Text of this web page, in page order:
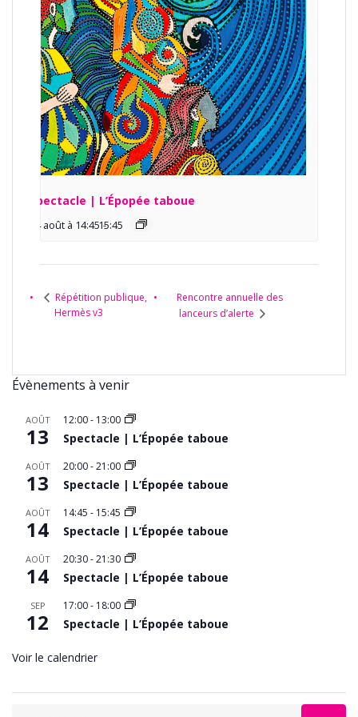
Spectacle | L’Épopée taboue
14 août à 14:45 -
15:45
Répétition publique,
Hermès v3
Rencontre annuelle des
lanceurs d’alerte
Évènements à venir
AOÛT
13
12:00- 13:00
Spectacle | L’Épopée taboue
AOÛT
13
20:00-21:00
Spectacle | L’Épopée taboue
AOÛT
14
14:45 - 15:45
Spectacle | L’Épopée taboue
AOÛT
14
20:30-21:30
Spectacle | L’Épopée taboue
SEP
12
17:00- 18:00
Spectacle | L’Épopée taboue
Voir le calendrier